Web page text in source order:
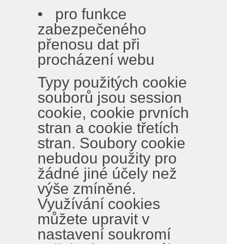
• pro funkce
zabezpečeného
přenosu dat při
procházení webu
Typy použitých cookie
souborů jsou session
cookie, cookie prvních
stran a cookie třetích
stran. Soubory cookie
nebudou použity pro
žádné jiné účely než
výše zmíněné.
Využívání cookies
můžete upravit v
nastavení soukromí